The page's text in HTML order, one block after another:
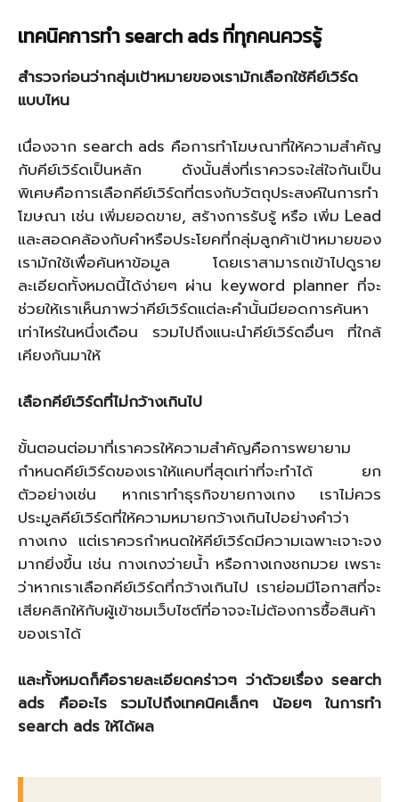
เทคนิคการทำsearch ads ที่ทุกคนควรรู้
สำรวจก่อนว่ากลุ่มเป้าหมายของเรามักเลือกใช้คีย์เวิร์ด
แบบไหน
เนื่องจาก search ads คือการทำโฆษณาที่ให้ความสำคัญ
กับคีย์เวิร์ดเป็นหลัก ดังนั้นสิ่งที่เราควรจะใส่ใจกันเป็น
พิเศษคือการเลือกคีย์เวิร์ดที่ตรงกับวัตถุประสงค์ในการทำ
โฆษณา เช่น เพิ่มยอดขาย, สร้างการรับรู้ หรือ เพิ่ม Lead
และสอดคล้องกับคำหรือประโยคที่กลุ่มลูกค้าเป้าหมายของ
เรามักใช้เพื่อค้นหาข้อมูล โดยเราสามารถเข้าไปดูราย
ละเอียดทั้งหมดนี้ได้ง่ายๆ ผ่าน keyword planner ที่จะ
ช่วยให้เราเห็นภาพว่าคีย์เวิร์ดแต่ละคำนั้นมียอดการค้นหา
เท่าไหร่ในหนึ่งเดือน รวมไปถึงแนะนำคีย์เวิร์ดอื่นๆ ที่ใกล้
เคียงกันมาให้
เลือกคีย์เวิร์ดที่ไม่กว้างเกินไป
ขั้นตอนต่อมาที่เราควรให้ความสำคัญคือการพยายาม
กำหนดคีย์เวิร์ดของเราให้แคบที่สุดเท่าที่จะทำได้ ยก
ตัวอย่างเช่น หากเราทำธุรกิจขายกางเกง เราไม่ควร
ประมูลคีย์เวิร์ดที่ให้ความหมายกว้างเกินไปอย่างคำว่า
กางเกง แต่เราควรกำหนดให้คีย์เวิร์ดมีความเฉพาะเจาะจง
มากยิ่งขึ้น เช่น กางเกงว่ายน้ำ หรือกางเกงชกมวย เพราะ
ว่าหากเราเลือกคีย์เวิร์ดที่กว้างเกินไป เราย่อมมีโอกาสที่จะ
เสียคลิกให้กับผู้เข้าชมเว็บไซต์ที่อาจจะไม่ต้องการซื้อสินค้า
ของเราได้
และทั้งหมดก็คือรายละเอียดคร่าวๆ ว่าด้วยเรื่อง search
ads คืออะไร รวมไปถึงเทคนิคเล็กๆ น้อยๆ ในการทำ
search ads ให้ได้ผล